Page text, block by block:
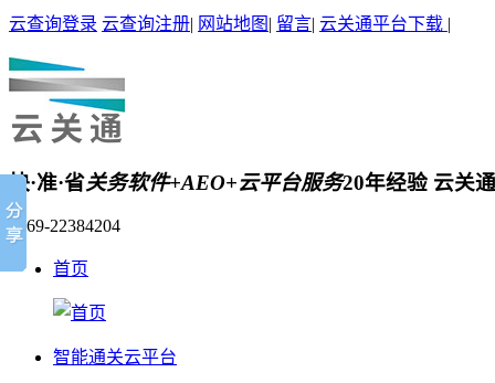
云查询登录 云查询注册| 网站地图 | 留言| 云关通平台下载 |
快·准·省关务软件+AEO+云平台服务20年经验 云关
0769-22384204
首页
智能通关云平台